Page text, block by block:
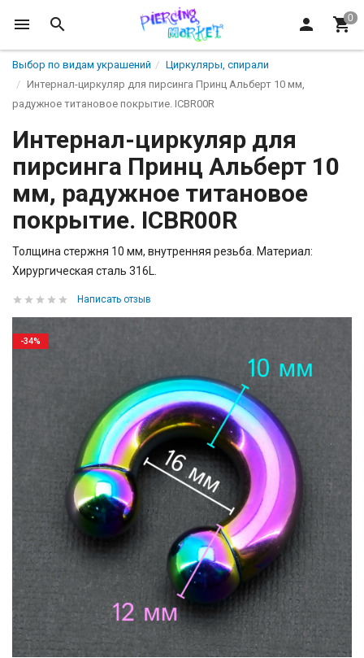
Выбор по видам украшений
Циркуляры, спирали
Интернал-циркуляр для пирсинга Принц Альберт 10 мм,
радужное титановое покрытие. ICBR00R
Интернал-циркуляр для
пирсинга Принц Альберт 10
мм, радужное титановое
покрытие. ICBR00R
Толщина стержня 10 мм, внутренняя резьба. Материал:
Хирургическая сталь 316L.
Написать отзыв
-34%